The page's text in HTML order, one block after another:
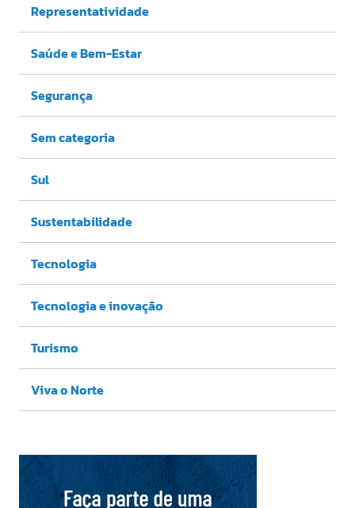
Representatividade
Saúde e Bem-Estar
Segurança
Sem categoria
Sul
Sustentabilidade
Tecnologia
Tecnologia e inovação
Turismo
Viva o Norte